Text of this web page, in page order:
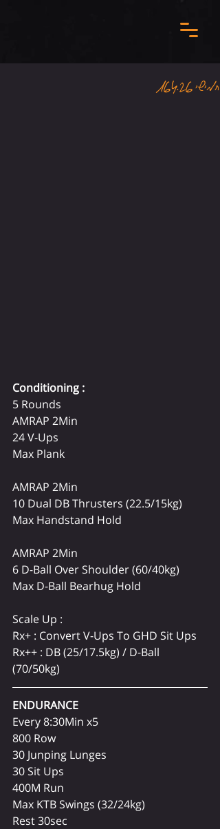
חמישי 16.4.26
Conditioning :
5 Rounds
AMRAP 2Min
24 V-Ups
Max Plank
AMRAP 2Min
10 Dual DB Thrusters (22.5/15kg)
Max Handstand Hold
AMRAP 2Min
6 D-Ball Over Shoulder (60/40kg)
Max D-Ball Bearhug Hold
Scale Up :
Rx+ : Convert V-Ups To GHD Sit Ups
Rx++ : DB (25/17.5kg) / D-Ball
(70/50kg)
ENDURANCE
Every 8:30Min x5
800 Row
30 Junping Lunges
30 Sit Ups
400M Run
Max KTB Swings (32/24kg)
Rest 30sec